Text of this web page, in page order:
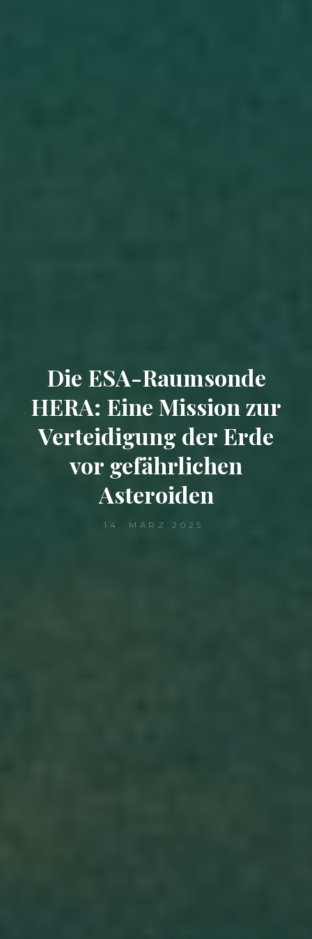
Die ESA-Raumsonde
HERA: Eine Mission zur
Verteidigung der Erde
vor gefährlichen
Asteroiden
14. MÄRZ 2025